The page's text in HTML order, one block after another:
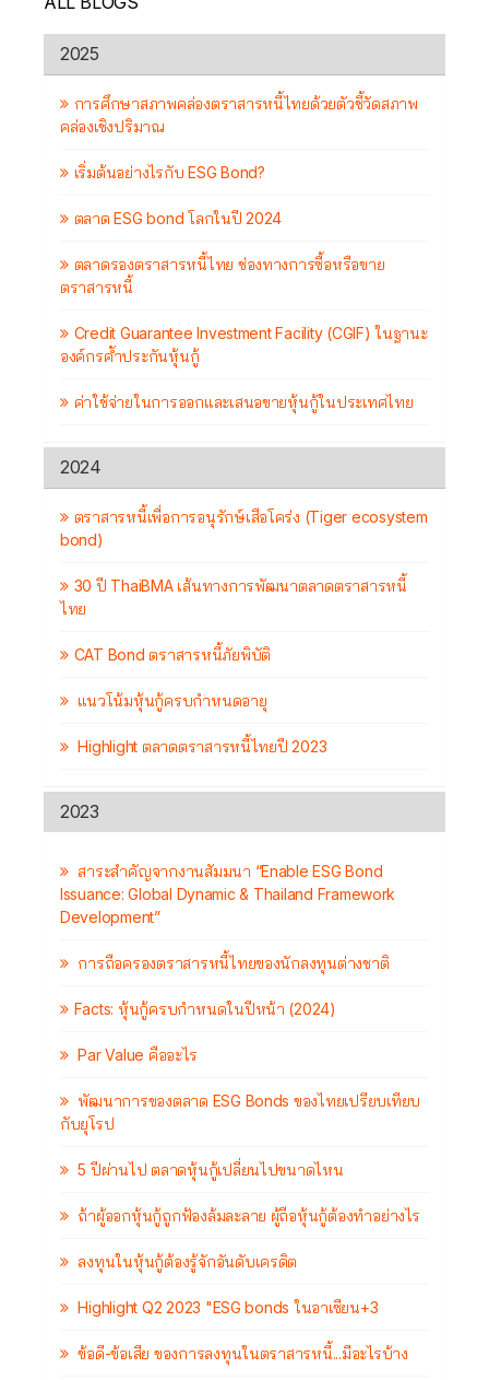
2025
การศึกษาสภาพคล่องตราสารหนี้ไทยด้วยตัวชี้วัดสภาพ
คล่องเชิงปริมาณ
เริ่มต้นอย่างไรกับ ESG Bond?
ตลาด ESG bond โลกในปี 2024
ตลาดรองตราสารหนี้ไทย ช่องทางการซื้อหรือขาย
ตราสารหนี้
Credit Guarantee Investment Facility (CGIF) ในฐานะ
องค์กรค้ำประกันหุ้นกู้
ค่าใช้จ่ายในการออกและเสนอขายหุ้นกู้ในประเทศไทย
2024
ตราสารหนี้เพื่อการอนุรักษ์เสือโคร่ง (Tiger ecosystem
bond)
30 ปี ThaiBMA เส้นทางการพัฒนาตลาดตราสารหนี้
ไทย
CAT Bond ตราสารหนี้ภัยพิบัติ
แนวโน้มหุ้นกู้ครบกำหนดอายุ
Highlight ตลาดตราสารหนี้ไทยปี 2023
2023
สาระสำคัญจากงานสัมมนา “Enable ESG Bond
Issuance: Global Dynamic & Thailand Framework
Development”
การถือครองตราสารหนี้ไทยของนักลงทุนต่างชาติ
Facts: หุ้นกู้ครบกำหนดในปีหน้า (2024)
Par Value คืออะไร
พัฒนาการของตลาด ESG Bonds ของไทยเปรียบเทียบ
กับยุโรป
5 ปีผ่านไป ตลาดหุ้นกู้เปลี่ยนไปขนาดไหน
ถ้าผู้ออกหุ้นกู้ถูกฟ้องล้มละลาย ผู้ถือหุ้นกู้ต้องทำอย่างไร
ลงทุนในหุ้นกู้ต้องรู้จักอันดับเครดิต
Highlight Q2 2023 "ESG bonds ในอาเซียน+3
ข้อดี-ข้อเสีย ของการลงทุนในตราสารหนี้...มีอะไรบ้าง